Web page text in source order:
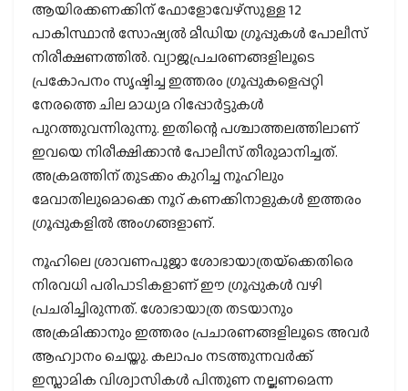
ആയിരക്കണക്കിന് ഫോളോവേഴ്‌സുള്ള 12
പാകിസ്ഥാന്‍ സോഷ്യല്‍ മീഡിയ ഗ്രൂപ്പുകള്‍ പോലീസ്
നിരീക്ഷണത്തില്‍. വ്യാജപ്രചരണങ്ങളിലൂടെ
പ്രകോപനം സൃഷ്ടിച്ച ഇത്തരം ഗ്രൂപ്പുകളെപ്പറ്റി
നേരത്തെ ചില മാധ്യമ റിപ്പോര്‍ട്ടുകള്‍
പുറത്തുവന്നിരുന്നു. ഇതിന്റെ പശ്ചാത്തലത്തിലാണ്
ഇവയെ നിരീക്ഷിക്കാന്‍ പോലീസ് തീരുമാനിച്ചത്.
അക്രമത്തിന് തുടക്കം കുറിച്ച നൂഹിലും
മേവാതിലുമൊക്കെ നൂറ് കണക്കിനാളുകള്‍ ഇത്തരം
ഗ്രൂപ്പുകളില്‍ അംഗങ്ങളാണ്.
നൂഹിലെ ശ്രാവണപൂജാ ശോഭായാത്രയ്‌ക്കെതിരെ
നിരവധി പരിപാടികളാണ് ഈ ഗ്രൂപ്പുകള്‍ വഴി
പ്രചരിച്ചിരുന്നത്. ശോഭായാത്ര തടയാനും
അക്രമിക്കാനും ഇത്തരം പ്രചാരണങ്ങളിലൂടെ അവര്‍
ആഹ്വാനം ചെയ്തു. കലാപം നടത്തുന്നവര്‍ക്ക്
ഇസ്ലാമിക വിശ്വാസികള്‍ പിന്തുണ നല്കണമെന്ന